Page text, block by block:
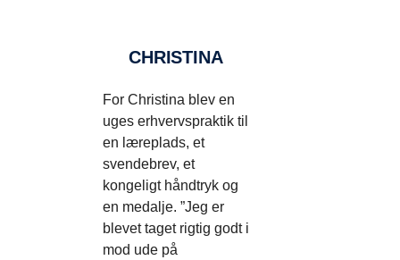
CHRISTINA
For Christina blev en
uges erhvervspraktik til
en læreplads, et
svendebrev, et
kongeligt håndtryk og
en medalje. ”Jeg er
blevet taget rigtig godt i
mod ude på